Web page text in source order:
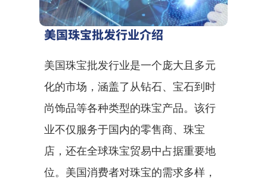
美国珠宝批发行业介绍
美国珠宝批发行业是一个庞大且多元
化的市场，涵盖了从钻石、宝石到时
尚饰品等各种类型的珠宝产品。该行
业不仅服务于国内的零售商、珠宝
店，还在全球珠宝贸易中占据重要地
位。美国消费者对珠宝的需求多样，